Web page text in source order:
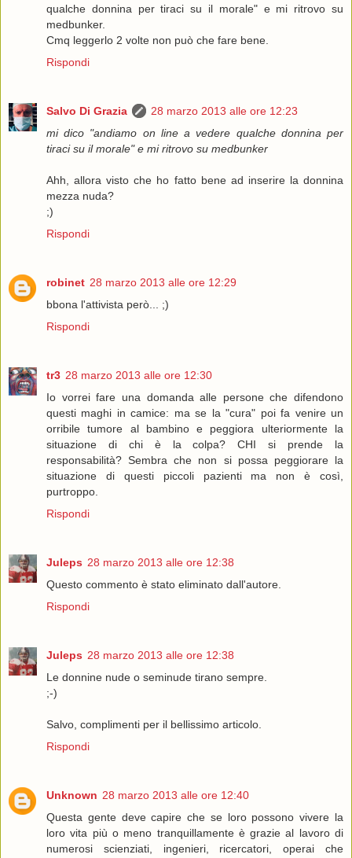
qualche donnina per tiraci su il morale" e mi ritrovo su
medbunker.
Cmq leggerlo 2 volte non può che fare bene.
Rispondi
Salvo Di Grazia
28 marzo 2013 alle ore 12:23
mi dico "andiamo on line a vedere qualche donnina per
tiraci su il morale" e mi ritrovo su medbunker
Ahh, allora visto che ho fatto bene ad inserire la donnina
mezza nuda?
;)
Rispondi
robinet 28 marzo 2013 alle ore 12:29
bbona l'attivista però... ;)
Rispondi
tr3 28 marzo 2013 alle ore 12:30
Io vorrei fare una domanda alle persone che difendono
questi maghi in camice: ma se la "cura" poi fa venire un
orribile tumore al bambino e peggiora ulteriormente la
situazione di chi è la colpa? CHI si prende la
responsabilità? Sembra che non si possa peggiorare la
situazione di questi piccoli pazienti ma non è così,
purtroppo.
Rispondi
Juleps 28 marzo 2013 alle ore 12:38
Questo commento è stato eliminato dall'autore.
Rispondi
Juleps 28 marzo 2013 alle ore 12:38
Le donnine nude o seminude tirano sempre.
;-)
Salvo, complimenti per il bellissimo articolo.
Rispondi
Unknown 28 marzo 2013 alle ore 12:40
Questa gente deve capire che se loro possono vivere la
loro vita più o meno tranquillamente è grazie al lavoro di
numerosi scienziati, ingenieri, ricercatori, operai che